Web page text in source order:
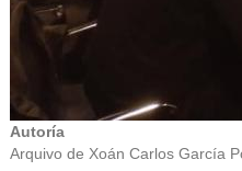
Autoría
Arquivo de Xoán Carlos García